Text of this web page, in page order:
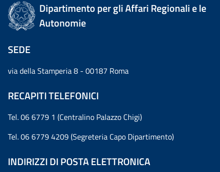
Dipartimento per gli Affari Regionali e le
Autonomie
SEDE
via della Stamperia 8 - 00187 Roma
RECAPITI TELEFONICI
Tel. 06 6779 1 (Centralino Palazzo Chigi)
Tel. 06 6779 4209 (Segreteria Capo Dipartimento)
INDIRIZZI DI POSTA ELETTRONICA